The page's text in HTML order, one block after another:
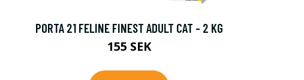
PORTA 21 FELINE FINEST ADULT CAT - 2 KG
155 SEK